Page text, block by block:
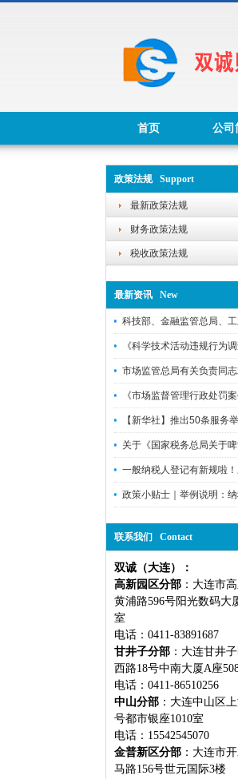
首页 公司
政策法规 Support
最新政策法规
财务政策法规
税收政策法规
最新资讯 New
科技部、金融监管总局、
《科学技术活动违规行为
市场监管总局有关负责同
《市场监督管理行政处罚
【新华社】推出50条服务
关于《国家税务总局关于
一般纳税人登记有新规啦
政策小贴士｜举例说明：纳
联系我们 Contact
双诚（大连）：
高新园区分部 ：大连市
黄浦路596号阳光数码大
室
电话：0411-83891687
甘井子分部 ：大连甘井
西路18号中南大厦A座
电话：0411-86510256
中山分部 ：大连中山区
号都市银座1010室
电话：15542545070
金普新区分部 ：大连市
马路156号世元国际3楼